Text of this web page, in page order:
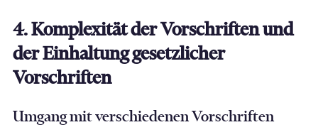
4. Komplexität der Vorschriften und
der Einhaltung gesetzlicher
Vorschriften
Umgang mit verschiedenen Vorschriften